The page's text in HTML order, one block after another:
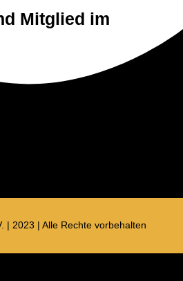
Mitglied im
| 2023 | Alle Rechte vorbehalten